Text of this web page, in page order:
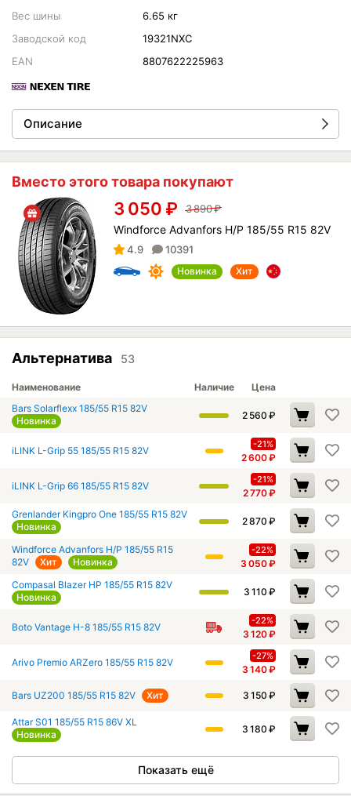
Вес шины
6.65 кг
Заводской код
19321NXC
EAN
8807622225963
Описание
Вместо этого товара покупают
3 050 ₽ 3 890₽
Windforce Advanfors H/P 185/55 R15 82V
4.9 10391
Новинка Хит
Альтернатива 53
Наименование Наличие
Цена
Bars Solarflexx 185/55 R15 82V
Новинка
2 560 ₽
iLINK L-Grip 55 185/55 R15 82V
-21%
2 600₽
iLINK L-Grip 66 185/55 R15 82V
-21%
2 770₽
Grenlander Kingpro One 185/55 R15 82V
Новинка
2 870 ₽
Windforce Advanfors H/P 185/55 R15
82V
Хит Новинка
-22%
3 050₽
Compasal Blazer HP 185/55 R15 82V
Новинка
3 110 ₽
Boto Vantage H-8 185/55 R15 82V
-22%
3 120₽
Arivo Premio ARZero 185/55 R15 82V
-27%
3 140₽
Bars UZ200 185/55 R15 82V Хит 3 150 ₽
Attar S01 185/55 R15 86V XL
Новинка
3 180 ₽
Показать ещё